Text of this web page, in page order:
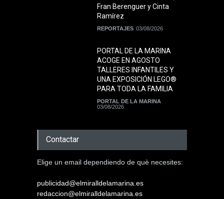
Fran Berenguer y Cinta
Ramírez
REPORTAJES 03/08/2026
PORTAL DE LA MARINA
ACOGE EN AGOSTO
TALLERES INFANTILES Y
UNA EXPOSICIÓN LEGO®
PARA TODA LA FAMILIA
PORTAL DE LA MARINA
03/08/2026
Contactar
Elige un email dependiendo de què necesites:
publicidad@elmiralldelamarina.es
redaccion@elmiralldelamarina.es